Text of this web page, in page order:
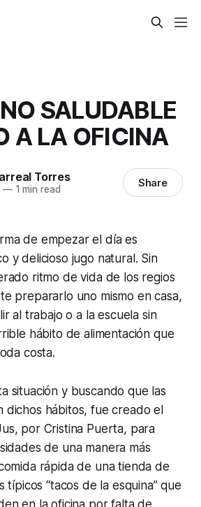
SALUDABLE
A LA OFICINA
Torres
—1 min read Share
de empezar el día es
y delicioso jugo natural. Sin
ritmo de vida de los regios
prepararlo uno mismo en casa,
al trabajo o a la escuela sin
hábito de alimentación que
costa.
situación y buscando que las
dichos hábitos, fue creado el
por Cristina Puerta, para
de una manera más
rápida de una tienda de
típicos “tacos de la esquina” que
en la oficina por falta de